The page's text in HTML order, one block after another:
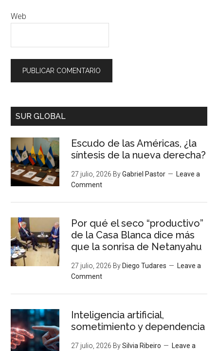
Web
SUR GLOBAL
Escudo de las Américas, ¿la
síntesis de la nueva derecha?
27 julio, 2026 ByGabriel Pastor
Leave a
Comment
Por qué el seco “productivo”
de la Casa Blanca dice más
que la sonrisa de Netanyahu
27 julio, 2026 ByDiego Tudares
Leave a
Comment
Inteligencia artificial,
sometimiento y dependencia
27 julio, 2026 BySilvia Ribeiro Leave a